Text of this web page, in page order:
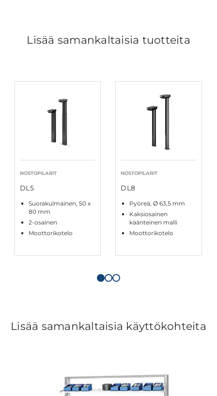
Lisää samankaltaisia tuotteita
NOSTOPILARIT
DL5
Suorakulmainen, 50 x
80 mm
2-osainen
Moottorikotelo
NOSTOPILARIT
DL8
Pyöreä, Ø 63,5 mm
Kaksiosainen
käänteinen malli
Moottorikotelo
Lisää samankaltaisia käyttökohteita